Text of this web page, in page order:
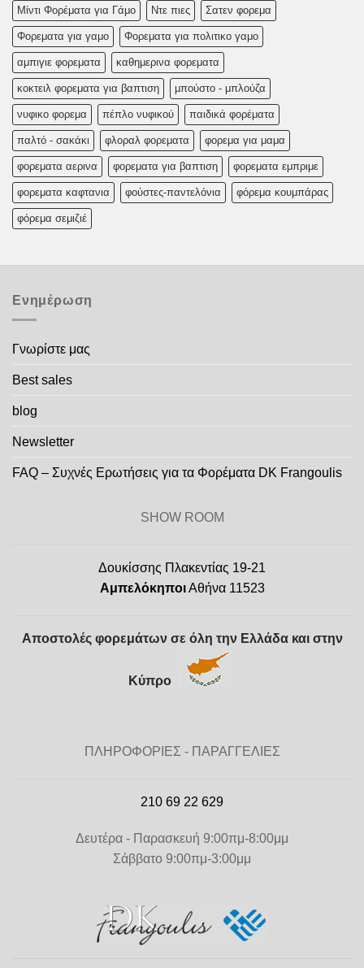
Μίντι Φορέματα για Γάμο Ντε πιες Σατεν φορεμα
Φορεματα για γαμο Φορεματα για πολιτικο γαμο
αμπιγιε φορεματα καθημερινα φορεματα
κοκτειλ φορεματα για βαπτιση μπούστο - μπλούζα
νυφικο φορεμα πέπλο νυφικού παιδικά φορέματα
παλτό - σακάκι φλοραλ φορεματα φορεμα για μαμα
φορεματα αερινα φορεματα για βαπτιση φορεματα εμπριμε
φορεματα καφτανια φούστες-παντελόνια φόρεμα κουμπάρας
φόρεμα σεμιζιέ
Ενημέρωση
Γνωρίστε μας
Best sales
blog
Newsletter
FAQ – Συχνές Ερωτήσεις για τα Φορέματα DK Frangoulis
SHOW ROOM
Δουκίσσης Πλακεντίας 19-21
ΑμπελόκηποιΑθήνα 11523
Αποστολές φορεμάτων σε όλη την Ελλάδα και στην
Κύπρο
ΠΛΗΡΟΦΟΡΙΕΣ - ΠΑΡΑΓΓΕΛΙΕΣ
210 69 22 629
Δευτέρα - Παρασκευή 9:00πμ-8:00μμ
Σάββατο 9:00πμ-3:00μμ